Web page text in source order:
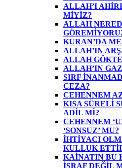
ALLAH’I
MİYİZ?
ALLAH
KURAN’DA
ALLAH’IN
ALLAH
ALLAH’IN
SIRF
CEZA?
CEHENNEM
KISA SÜRELİ
ADİL Mİ?
CEHENNEM
‘SONSUZ’ MU?
İHTİYACI
KULLUK
KAİNATIN BU
İSRAF DEĞİL